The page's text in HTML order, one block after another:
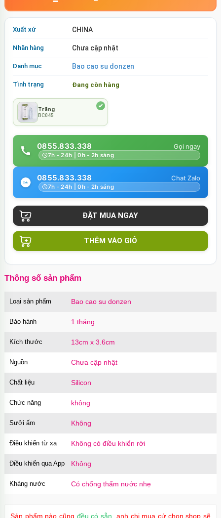
Xuất xứ CHINA
Nhãn hàng Chưa cập nhật
Danh mục Bao cao su donzen
Tình trạng Đang còn hàng
Trắng
BC045
0855.833.338
7h - 24h | 0h - 2h sáng
0855.833.338
7h - 24h | 0h - 2h sáng
THÊM VÀO GIỎ
Thông số sản phẩm
Loại sản phẩm Bao cao su donzen
Bảo hành 1 tháng
Kích thước 13cm x 3.6cm
Nguồn Chưa cập nhật
Chất liệu Silicon
Chức năng không
Sưởi ấm Không
Điều khiển từ xa Không có điều khiển rời
Điều khiển qua App Không
Kháng nước Có chống thấm nước nhẹ
Sản phẩm nào cũng đều có sẵn , anh chị mua cứ chọn shop sẽ